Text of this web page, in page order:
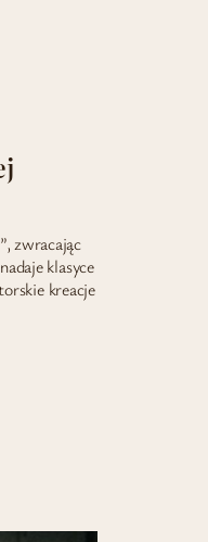
zwracając
klasyce
kreacje